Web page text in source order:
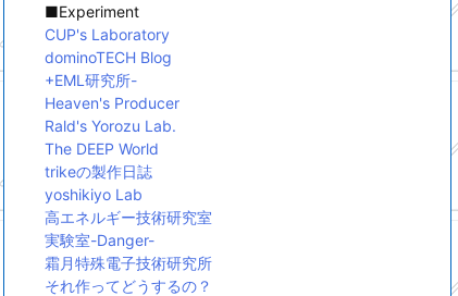
■Experiment
CUP's Laboratory
dominoTECH Blog
+EML研究所-
Heaven's Producer
Rald's Yorozu Lab.
The DEEP World
trikeの製作日誌
yoshikiyo Lab
高エネルギー技術研究室
実験室-Danger-
霜月特殊電子技術研究所
それ作ってどうするの？